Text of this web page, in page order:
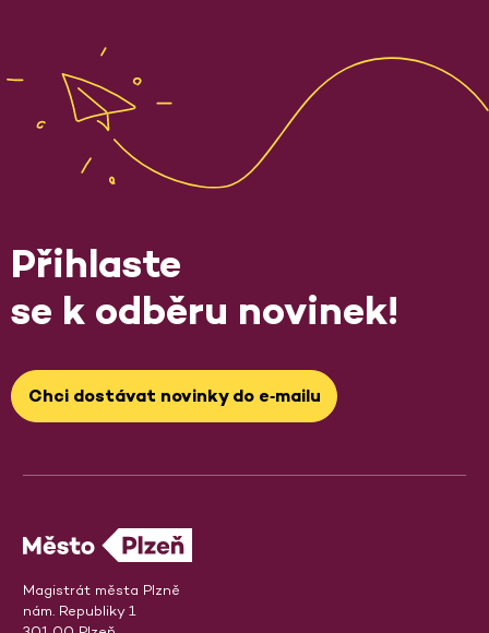
Přihlaste
se k odběru novinek!
Chci dostávat novinky do e‑mailu
Magistrát města Plzně
nám. Republiky 1